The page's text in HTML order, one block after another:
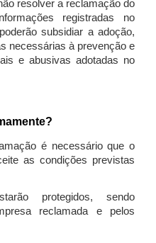
resolver a reclamação do
registradas no
subsidiar a adoção,
necessárias à prevenção e
e abusivas adotadas no
é necessário que o
as condições previstas
protegidos, sendo
reclamada e pelos